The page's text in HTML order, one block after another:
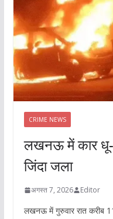
CRIME NEWS
लखनऊ में कार धू-
जिंदा जला
अगस्त 7, 2026 Editor
लखनऊ में गुरुवार रात करीब